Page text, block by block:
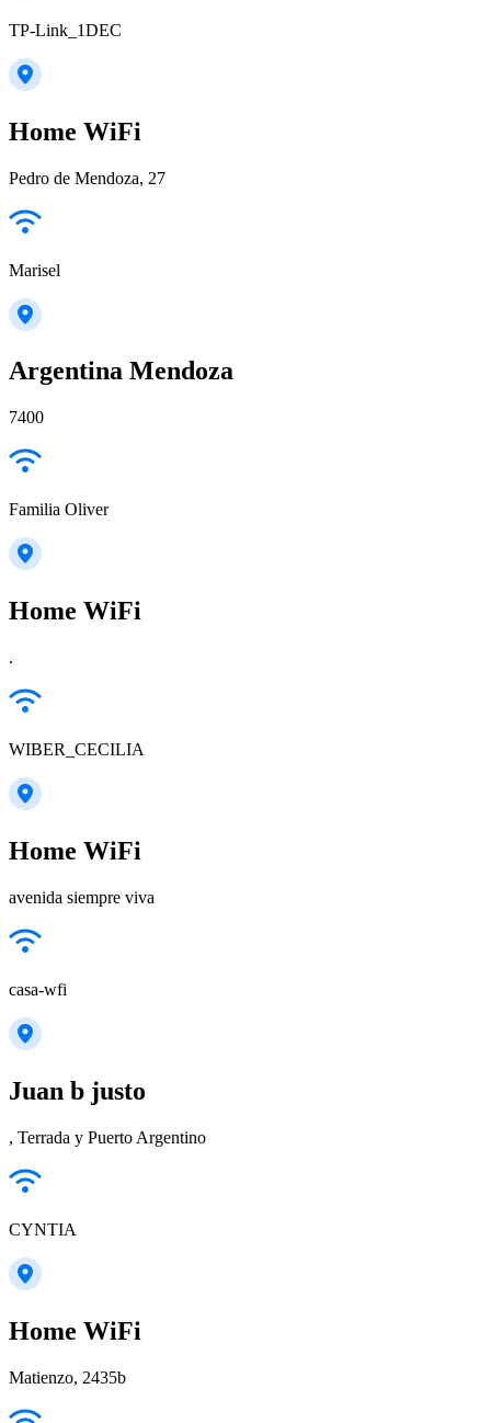
TP-Link_1DEC
Home WiFi
Pedro de Mendoza, 27
Marisel
Argentina Mendoza
7400
Familia Oliver
Home WiFi
.
WIBER_CECILIA
Home WiFi
avenida siempre viva
casa-wfi
Juan b justo
, Terrada y Puerto Argentino
CYNTIA
Home WiFi
Matienzo, 2435b